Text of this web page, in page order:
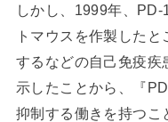
しかし、1999年、
トマウスを作製した
するなどの自己免疫疾
示したことから、『
抑制する働きを持つこ